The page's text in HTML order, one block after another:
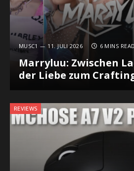
MUSC1 11. JULI 2026 6 MINS READ
Marryluu: Zwischen
der Liebe zum
REVIEWS